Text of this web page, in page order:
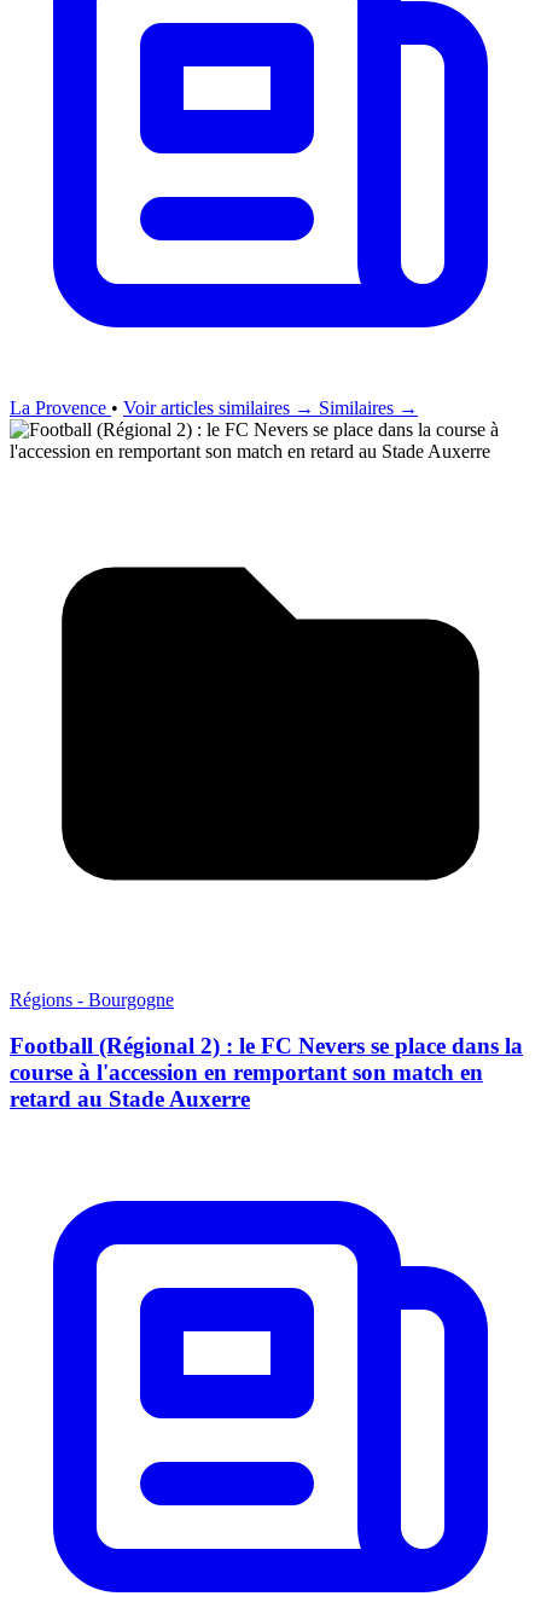
La Provence • Voir articles similaires → Similaires →
Régions - Bourgogne
Football (Régional 2) : le FC Nevers se place dans la
course à l'accession en remportant son match en
retard au Stade Auxerre